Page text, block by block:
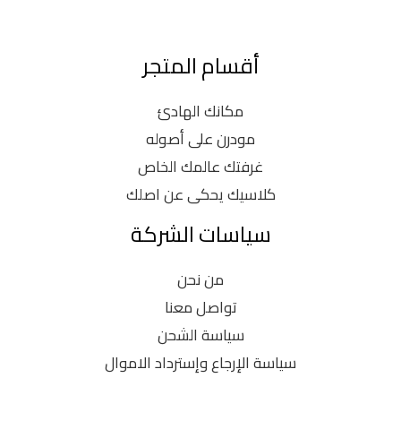
أقسام المتجر
مكانك الهادئ
مودرن على أصوله
غرفتك عالمك الخاص
كلاسيك يحكى عن اصلك
سياسات الشركة
من نحن
تواصل معنا
سياسة الشحن
سياسة الإرجاع وإسترداد الاموال